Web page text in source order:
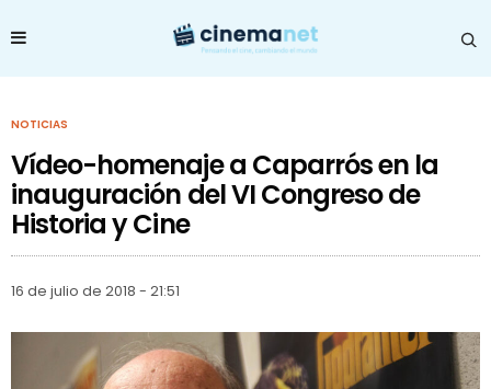
NOTICIAS
Vídeo-homenaje a Caparrós en la
inauguración del VI Congreso de
Historia y Cine
16 de julio de 2018 - 21:51